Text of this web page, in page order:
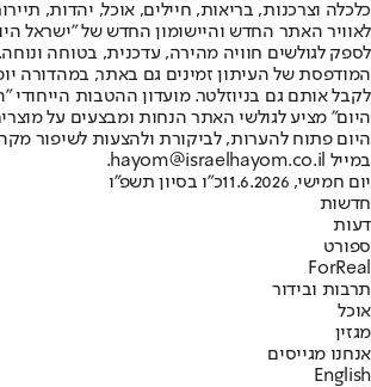
לאוויר האתר החדש והיישומון החדש של "ישראל
לספק לגולשים חוויה מהירה, עדכנית, בטוחה
המודפסת של העיתון זמינים גם באתר, במהדורה
לקבל אותם גם בניוזלטר. מועדון ההטבות הייחודי
היום" מציע לגולשי האתר הנחות ומבצעים על
היום פתוח להערות, לביקורת ולהצעות לשיפור
במייל hayom@israelhayom.co.il.
יום חמישי, 11.6.2026
כ"ו בסיון תשפ"ו
חדשות
דעות
ספורט
ForReal
תרבות ובידור
אוכל
מגזין
אנחנו מגייסים
English